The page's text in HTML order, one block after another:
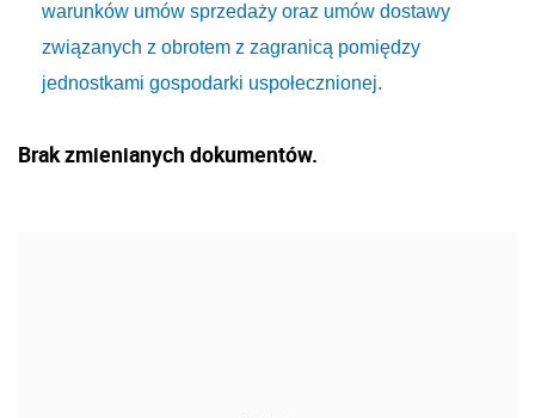
warunków umów sprzedaży oraz umów dostawy
związanych z obrotem z zagranicą pomiędzy
jednostkami gospodarki uspołecznionej.
Brak zmienianych dokumentów.